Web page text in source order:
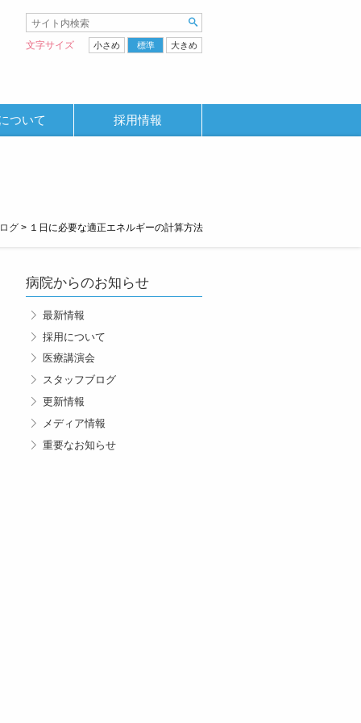
文字サイズ 小さめ 標準 大きめ
ついて 採用情報
グ> １日に必要な適正エネルギーの計算方法
病院からのお知らせ
最新情報
採用について
医療講演会
スタッフブログ
更新情報
メディア情報
重要なお知らせ